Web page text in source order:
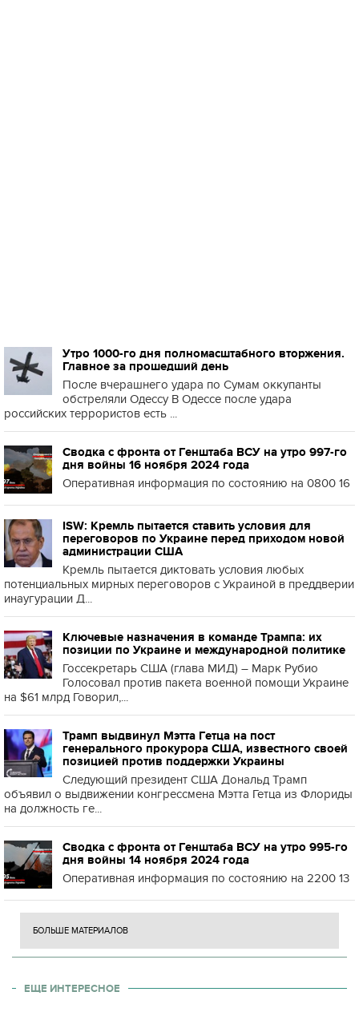
Утро 1000-го дня полномасштабного вторжения.
Главное за прошедший день
После вчерашнего удара по Сумам оккупанты
обстреляли Одессу В Одессе после удара
российских террористов есть ...
Сводка с фронта от Генштаба ВСУ на утро 997-го
дня войны 16 ноября 2024 года
Оперативная информация по состоянию на 0800 16
ISW: Кремль пытается ставить условия для
переговоров по Украине перед приходом новой
администрации США
Кремль пытается диктовать условия любых
потенциальных мирных переговоров с Украиной в преддверии
инаугурации Д...
Ключевые назначения в команде Трампа: их
позиции по Украине и международной политике
Госсекретарь США (глава МИД) – Марк Рубио
Голосовал против пакета военной помощи Украине
на $61 млрд Говорил,...
Трамп выдвинул Мэтта Гетца на пост
генерального прокурора США, известного своей
позицией против поддержки Украины
Следующий президент США Дональд Трамп
объявил о выдвижении конгрессмена Мэтта Гетца из Флориды
на должность ге...
Сводка с фронта от Генштаба ВСУ на утро 995-го
дня войны 14 ноября 2024 года
Оперативная информация по состоянию на 2200 13
БОЛЬШЕ МАТЕРИАЛОВ
ЕЩЕ ИНТЕРЕСНОЕ